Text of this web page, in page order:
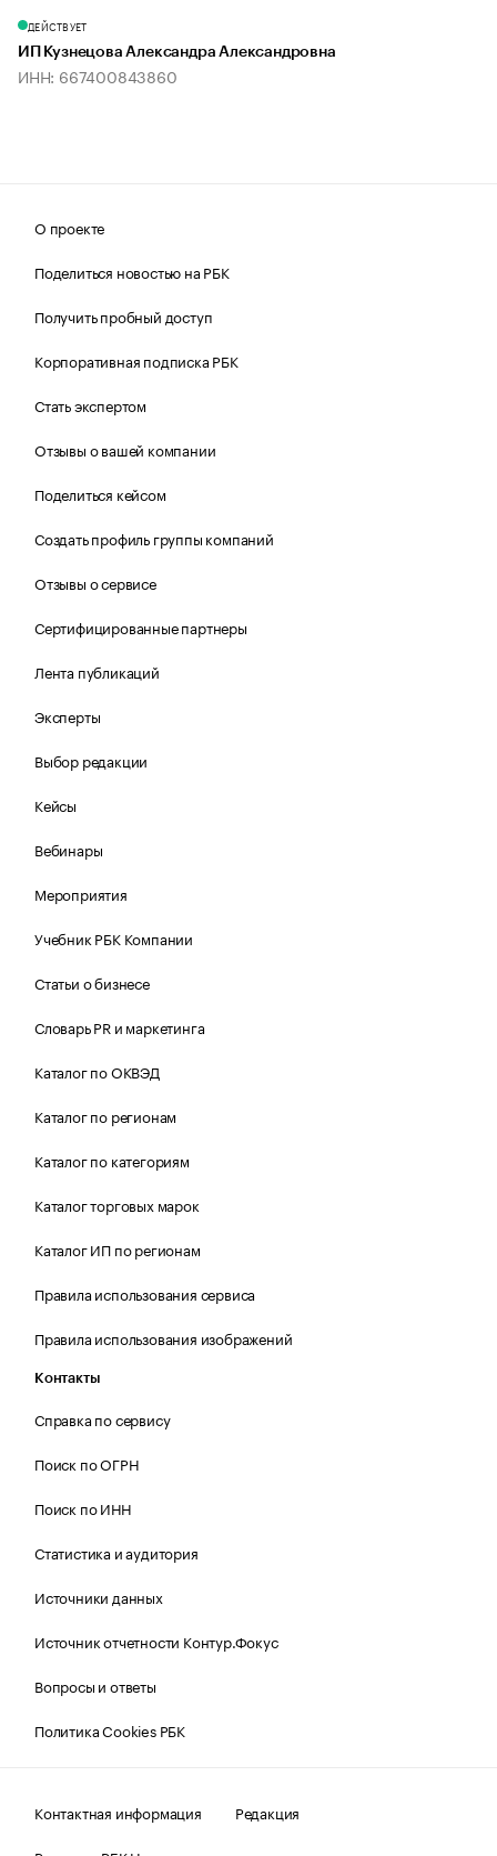
ДЕЙСТВУЕТ
ИП Кузнецова Александра Александровна
ИНН: 667400843860
О проекте
Поделиться новостью на РБК
Получить пробный доступ
Корпоративная подписка РБК
Стать экспертом
Отзывы о вашей компании
Поделиться кейсом
Создать профиль группы компаний
Отзывы о сервисе
Сертифицированные партнеры
Лента публикаций
Эксперты
Выбор редакции
Кейсы
Вебинары
Мероприятия
Учебник РБК Компании
Статьи о бизнесе
Словарь PR и маркетинга
Каталог по ОКВЭД
Каталог по регионам
Каталог по категориям
Каталог торговых марок
Каталог ИП по регионам
Правила использования сервиса
Правила использования изображений
Контакты
Справка по сервису
Поиск по ОГРН
Поиск по ИНН
Статистика и аудитория
Источники данных
Источник отчетности Контур.Фокус
Вопросы и ответы
Политика Cookies РБК
Контактная информация
Редакция